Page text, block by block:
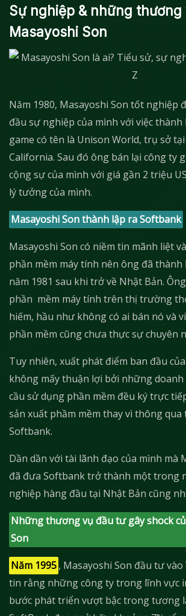
Sự nghiệp & những thương
Masayoshi Son
Năm 1980, Masayoshi Son tốt nghiệp
đầu sự nghiệp của mình với việc
game có tên là Unison World, trụ sở
California. Sau đó ông bán lại công ty
cộng sự của mình với giá gần 2 triệu
lý tưởng của mình.
Masayoshi Son thành lập ra Softbank
Masayoshi Son có niềm tin mãnh liệt
phần mềm máy tính nên ông đã
năm 1981 sau khi trở về Nhật Bản.
phần mềm máy tính trên thị trường
hiếm, hầu như không có ai bán nó và
phần mềm cũng chưa thực sự chuyên
Tuy nhiên, xuất phát điểm ban đầu
không mấy thuận lợi bởi những
cầu sử dụng phần mềm đều ký trực
sản xuất phầm mềm thay vì thông
Softbank.
Dần dần với tài lãnh đạo của mình mà
đã đưa Softbank trở thành một trong
nghiệp hàng đầu tại Nhật Bản cũng
Những thương vụ đầu tư gây shock
Son
Năm 1995, Masayoshi Son đầu tư vào
tin rằng những công ty trong lĩnh vực
bước phát triển vượt bậc trong tương